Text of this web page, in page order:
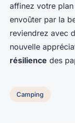
affinez votre
envoûter par la
reviendrez avec
nouvelle
résilience des
Camping